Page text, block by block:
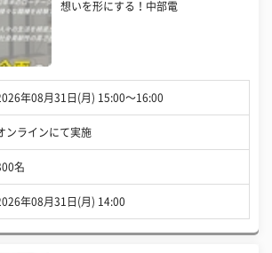
想いを形にする！中部電
年08月31日(月) 15:00〜16:00
ンラインにて実施
名
年08月31日(月) 14:00